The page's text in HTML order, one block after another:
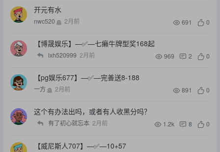
开元有水
nwc520 2月前 691 0
【博晟娱乐】—✅—七癞牛牌型奖168起
lxh520999 2月前 969 2 0
【pg娱乐677】—✅—完善送8-188
一方 2月前 891 0
这个有办法出吗，或者有人收黑分吗？
有了初心就忘本 2月前 1.2k 8 0
【威尼斯人707】—✅—10+57